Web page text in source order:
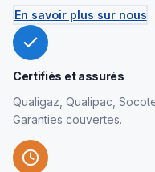
En savoir plus sur nous
Certifiés et assurés
Qualigaz, Qualipac,
Garanties couvertes.